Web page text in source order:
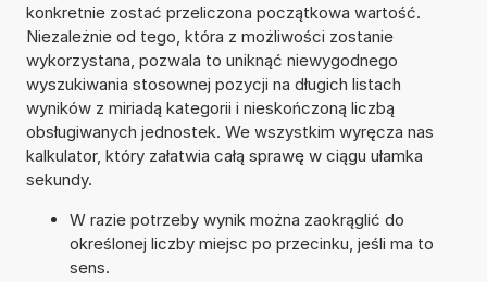
konkretnie zostać przeliczona początkowa wartość.
Niezależnie od tego, która z możliwości zostanie
wykorzystana, pozwala to uniknąć niewygodnego
wyszukiwania stosownej pozycji na długich listach
wyników z miriadą kategorii i nieskończoną liczbą
obsługiwanych jednostek. We wszystkim wyręcza nas
kalkulator, który załatwia całą sprawę w ciągu ułamka
sekundy.
W razie potrzeby wynik można zaokrąglić do
określonej liczby miejsc po przecinku, jeśli ma to
sens.